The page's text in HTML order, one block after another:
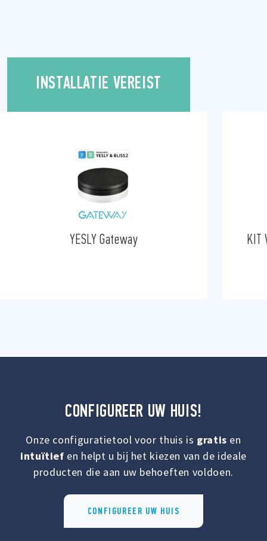
INSTALLATIE VEREIST
YESLY Gateway KIT
CONFIGUREER UW HUIS!
Onze configuratietool voor thuis is gratis en
intuïtief en helpt u bij het kiezen van de ideale
producten die aan uw behoeften voldoen.
CONFIGUREER UW HUIS